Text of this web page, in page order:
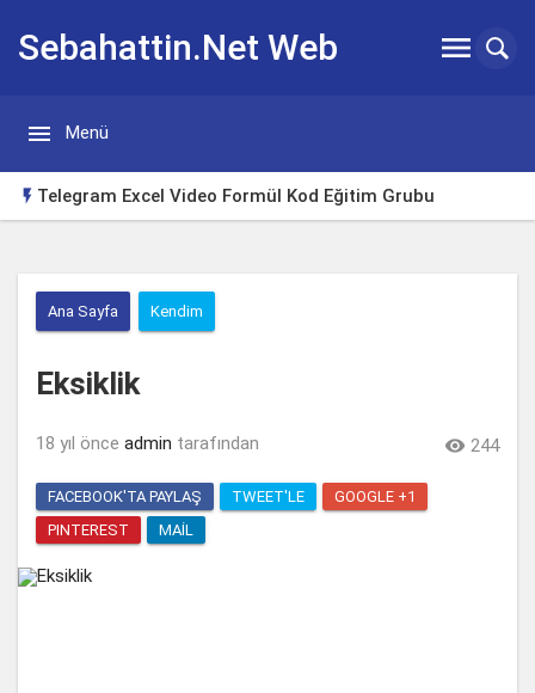
Sebahattin.Net Web
Günlügü

 Menü
 Telegram Excel Video Formül Kod Eğitim Grubu
Borsa Takip Makinesi
Excel Klavye Kısayolları
Excelde tutup aşağı çekerek otomatik doldurma sorunu
çözümü
Yeni Başlayanlar için Yabancı Dizi Tavsiyeleri
Ana Sayfa Kendim
Eksiklik
18 yıl önce admin tarafından  244
FACEBOOK'TA PAYLAŞ TWEET'LE
GOOGLE +1
PINTEREST
MAIL